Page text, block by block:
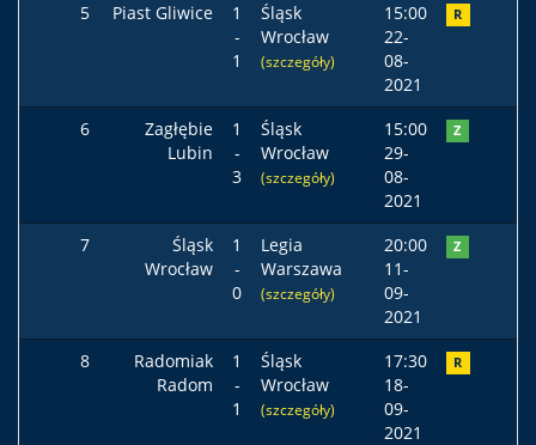
5 Piast Gliwice
1
-
1
Śląsk
Wrocław
(szczegóły)
15:00
22-
08-
2021
R
6
Zagłębie
Lubin
1
-
3
Śląsk
Wrocław
(szczegóły)
15:00
29-
08-
2021
Z
7
Śląsk
Wrocław
1
-
0
Legia
Warszawa
(szczegóły)
20:00
11-
09-
2021
Z
8
Radomiak
Radom
1
-
1
Śląsk
Wrocław
(szczegóły)
17:30
18-
09-
2021
R